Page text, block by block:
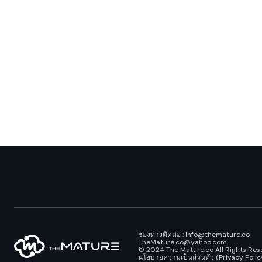
ช่องทางติดต่อ : info@themature.co
TheMature.co@yahoo.com
© 2024 The Mature.co All Rights
นโยบายความเป็นส่วนตัว (Privacy